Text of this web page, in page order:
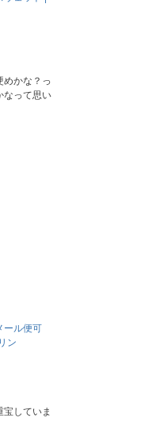
めかな？っ
なって思い
ール便可
ン
していま